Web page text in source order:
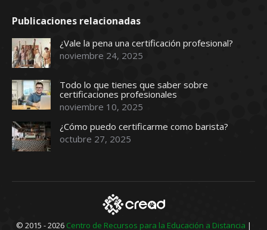
Publicaciones relacionadas
¿Vale la pena una certificación profesional?
noviembre 24, 2025
Todo lo que tienes que saber sobre
certificaciones profesionales
noviembre 10, 2025
¿Cómo puedo certificarme como barista?
octubre 27, 2025
© 2015 - 2026 Centro de Recursos para la Educación a Distancia |